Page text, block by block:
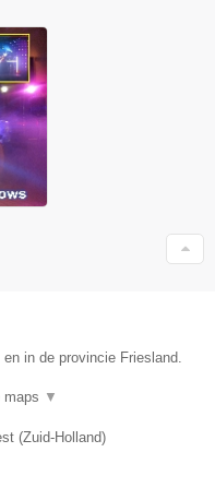
in de provincie Friesland.
maps ▼
(Zuid-Holland)